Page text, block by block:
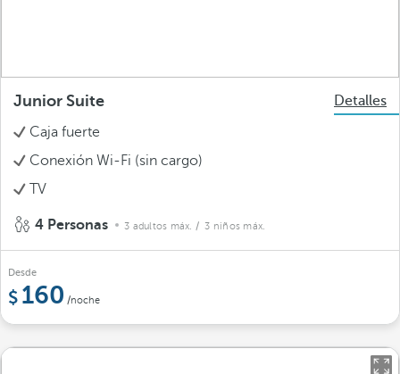
Junior Suite
Detalles
Caja fuerte
Conexión Wi-Fi (sin cargo)
TV
4 Personas 3 adultos máx. / 3 niños máx.
Desde
160 /noche